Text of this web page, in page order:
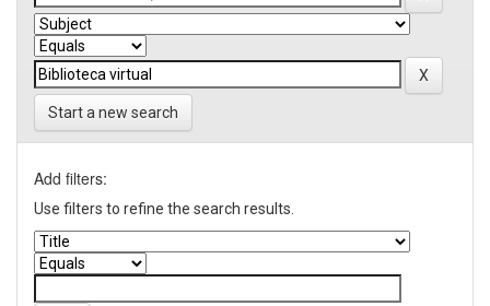
Start a new search
Add filters:
Use filters to refine the search results.